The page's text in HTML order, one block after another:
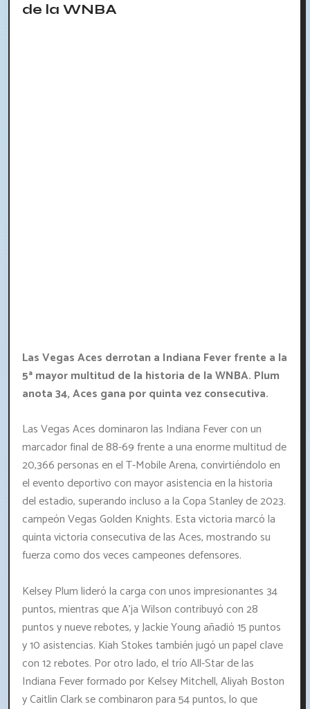
de la WNBA
Las Vegas Aces derrotan a Indiana Fever frente a la
5ª mayor multitud de la historia de la WNBA. Plum
anota 34, Aces gana por quinta vez consecutiva.
Las Vegas Aces dominaron las Indiana Fever con un
marcador final de 88-69 frente a una enorme multitud de
20,366 personas en el T-Mobile Arena, convirtiéndolo en
el evento deportivo con mayor asistencia en la historia
del estadio, superando incluso a la Copa Stanley de 2023.
campeón Vegas Golden Knights. Esta victoria marcó la
quinta victoria consecutiva de las Aces, mostrando su
fuerza como dos veces campeones defensores.
Kelsey Plum lideró la carga con unos impresionantes 34
puntos, mientras que A'ja Wilson contribuyó con 28
puntos y nueve rebotes, y Jackie Young añadió 15 puntos
y 10 asistencias. Kiah Stokes también jugó un papel clave
con 12 rebotes. Por otro lado, el trío All-Star de las
Indiana Fever formado por Kelsey Mitchell, Aliyah Boston
y Caitlin Clark se combinaron para 54 puntos, lo que